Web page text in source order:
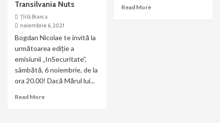
Transilvania Nuts
Țîrlă Bianca
noiembrie 6, 2021
Bogdan Nicolae te invită la
următoarea ediție a
emisiunii „InSecuritate”,
sâmbătă, 6 noiembrie, de la
ora 20.00! Dacă Mărul lui...
Read More
Read More